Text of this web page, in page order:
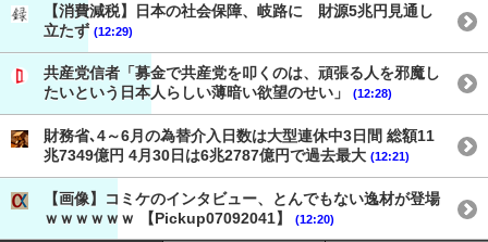
【消費減税】日本の社会保障、岐路に 財源5兆円見通し
立たず (12:29)
共産党信者「募金で共産党を叩くのは、頑張る人を邪魔し
たいという日本人らしい薄暗い欲望のせい」
(12:28)
財務省､4～6月の為替介入日数は大型連休中3日間 総額11
兆7349億円 4月30日は6兆2787億円で過去最大 (12:21)
【画像】コミケのインタビュー、とんでもない逸材が登場
ｗｗｗｗｗｗ 【Pickup07092041】
(12:20)